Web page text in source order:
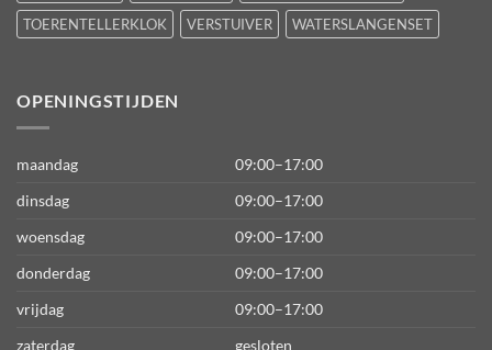
TOERENTELLERKLOK
VERSTUIVER WATERSLANGENSET
OPENINGSTIJDEN
maandag
09:00–17:00
dinsdag
09:00–17:00
woensdag
09:00–17:00
donderdag
09:00–17:00
vrijdag
09:00–17:00
zaterdag
gesloten